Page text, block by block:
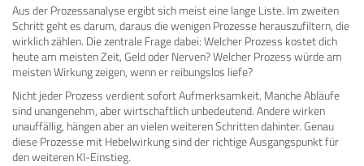
Aus der Prozessanalyse ergibt sich meist eine lange Liste. Im zweiten
Schritt geht es darum, daraus die wenigen Prozesse herauszufiltern, die
wirklich zählen. Die zentrale Frage dabei: Welcher Prozess kostet dich
heute am meisten Zeit, Geld oder Nerven? Welcher Prozess würde am
meisten Wirkung zeigen, wenn er reibungslos liefe?
Nicht jeder Prozess verdient sofort Aufmerksamkeit. Manche Abläufe
sind unangenehm, aber wirtschaftlich unbedeutend. Andere wirken
unauffällig, hängen aber an vielen weiteren Schritten dahinter. Genau
diese Prozesse mit Hebelwirkung sind der richtige Ausgangspunkt für
den weiteren KI-Einstieg.